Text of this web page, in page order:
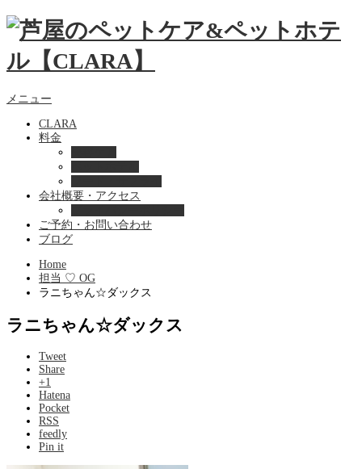
メニュー
CLARA
料金
会社概要・アクセス
ご予約・お問い合わせ
ブログ
Home
担当 ♡ OG
ラニちゃん☆ダックス
ラニちゃん☆ダックス
Tweet
Share
+1
Hatena
Pocket
RSS
feedly
Pin it